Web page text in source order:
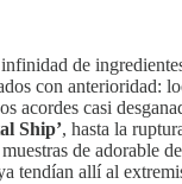
de
con anterioridad:
acordes casi
Ship’, hasta la
de adorable
tendían allí al